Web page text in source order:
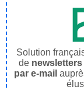
Solution
de newsletters
par e-mail